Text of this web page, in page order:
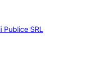
Publice SRL